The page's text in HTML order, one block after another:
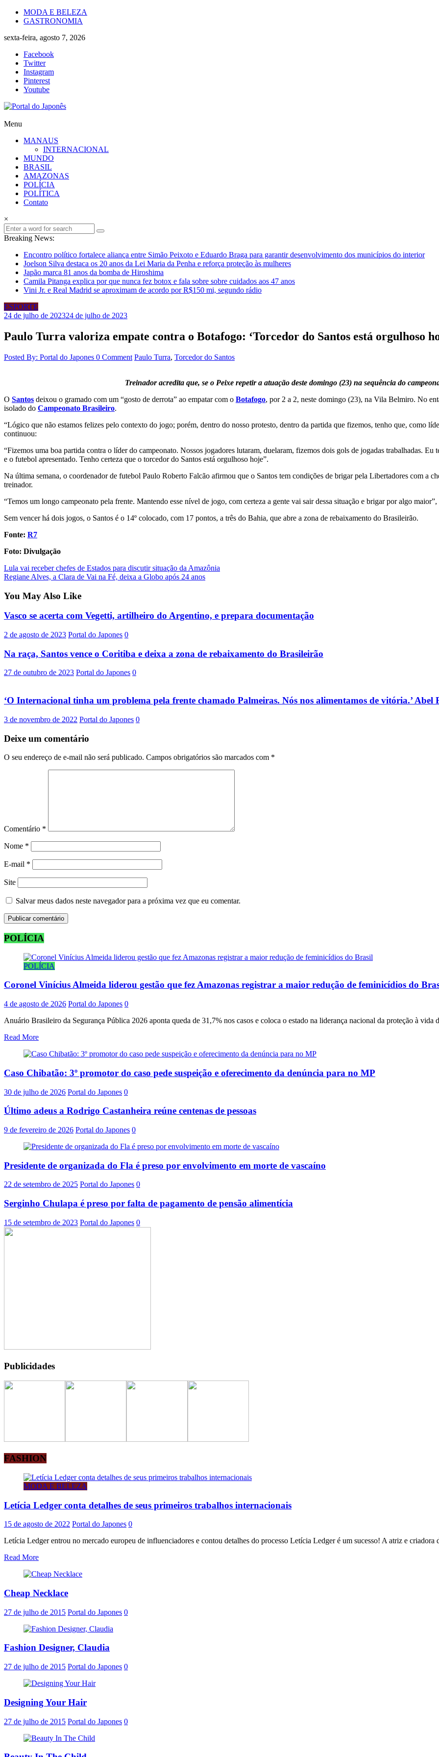
Skip
MODA E BELEZA
GASTRONOMIA
sexta-feira, agosto 7, 2026
Facebook
Twitter
Instagram
Pinterest
Youtube
Portal
Japonês
Japão
mais
perto
Menu
MANAUS
INTERNACIONAL
MUNDO
BRASIL
AMAZONAS
POLÍCIA
POLÍTICA
Contato
×
Breaking News:
Encontro político fortalece aliança entre Simão Peixoto e Eduardo Braga para garantir desenvolvimento dos municípios do interior
Joelson Silva destaca os 20 anos da Lei Maria da Penha e reforça proteção às mulheres
Japão marca 81 anos da bomba de Hiroshima
Camila Pitanga explica por que nunca fez botox e fala sobre sobre cuidados aos 47 anos
Vini Jr. e Real Madrid se aproximam de acordo por R$150 mi, segundo rádio
ESPORTE
24 de julho de 202324 de julho de 2023
Paulo Turra valoriza empate contra o Botafogo: ‘Torcedor do Santos está orgulhoso
Posted By: Portal do Japones 0 Comment Paulo Turra, Torcedor do Santos
Treinador acredita que, se o Peixe repetir a atuação deste domingo (23) na sequência do
O Santos deixou o gramado com um “gosto de derrota” ao empatar com o Botafogo, por 2 a 2, neste domingo (23), na Vila Belmiro. No
isolado do Campeonato Brasileiro.
“Lógico que não estamos felizes pelo contexto do jogo; porém, dentro do nosso protesto, dentro da partida que fizemos, tenho que, como
continuou:
“Fizemos uma boa partida contra o líder do campeonato. Nossos jogadores lutaram, duelaram, fizemos dois gols de jogadas trabalhadas.
e o futebol apresentado. Tenho certeza que o torcedor do Santos está orgulhoso hoje”.
Na última semana, o coordenador de futebol Paulo Roberto Falcão afirmou que o Santos tem condições de brigar pela Libertadores com a
treinador.
“Temos um longo campeonato pela frente. Mantendo esse nível de jogo, com certeza a gente vai sair dessa situação e brigar por algo
Sem vencer há dois jogos, o Santos é o 14º colocado, com 17 pontos, a três do Bahia, que abre a zona de rebaixamento do Brasileirão.
Fonte: R7
Foto: Divulgação
Post
navigation
Lula vai receber chefes de Estados para discutir situação da Amazônia
Regiane Alves, a Clara de Vai na Fé, deixa a Globo após 24 anos
You May Also Like
Vasco se acerta com Vegetti, artilheiro do Argentino, e prepara documentação
2 de agosto de 2023 Portal do Japones 0
Na raça, Santos vence o Coritiba e deixa a zona de rebaixamento do Brasileirão
27 de outubro de 2023 Portal do Japones 0
‘O Internacional tinha um problema pela frente chamado Palmeiras. Nós nos alimentamos de vitória.’ Abel
3 de novembro de 2022 Portal do Japones 0
Deixe um comentário
O seu endereço de e-mail não será publicado. Campos obrigatórios são marcados com *
Comentário *
Nome *
E-mail *
Site
Salvar meus dados neste navegador para a próxima vez que eu comentar.
POLÍCIA
POLÍCIA
Coronel Vinícius Almeida liderou gestão que fez Amazonas registrar a maior redução de feminicídios do
4 de agosto de 2026 Portal do Japones 0
Anuário Brasileiro da Segurança Pública 2026 aponta queda de 31,7% nos casos e coloca o estado na liderança nacional da proteção à vida
Read More
Caso Chibatão: 3º promotor do caso pede suspeição e oferecimento da denúncia para no MP
30 de julho de 2026 Portal do Japones 0
Último adeus a Rodrigo Castanheira reúne centenas de pessoas
9 de fevereiro de 2026 Portal do Japones 0
Presidente de organizada do Fla é preso por envolvimento em morte de vascaíno
22 de setembro de 2025 Portal do Japones 0
Serginho Chulapa é preso por falta de pagamento de pensão alimentícia
15 de setembro de 2023 Portal do Japones 0
Publicidades
FASHION
MODA E BELEZA
Letícia Ledger conta detalhes de seus primeiros trabalhos internacionais
15 de agosto de 2022 Portal do Japones 0
Letícia Ledger entrou no mercado europeu de influenciadores e contou detalhes do processo Letícia Ledger é um sucesso! A atriz e criadora
Read More
Cheap Necklace
27 de julho de 2015 Portal do Japones 0
Fashion Designer, Claudia
27 de julho de 2015 Portal do Japones 0
Designing Your Hair
27 de julho de 2015 Portal do Japones 0